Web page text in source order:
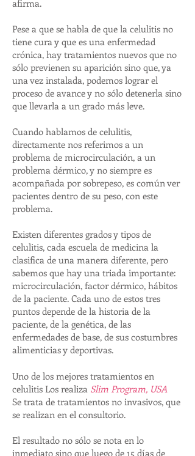
afirma.
Pese a que se habla de que la celulitis no
tiene cura y que es una enfermedad
crónica, hay tratamientos nuevos que no
sólo previenen su aparición sino que, ya
una vez instalada, podemos lograr el
proceso de avance y no sólo detenerla sino
que llevarla a un grado más leve.
Cuando hablamos de celulitis,
directamente nos referimos a un
problema de microcirculación, a un
problema dérmico, y no siempre es
acompañada por sobrepeso, es común ver
pacientes dentro de su peso, con este
problema.
Existen diferentes grados y tipos de
celulitis, cada escuela de medicina la
clasifica de una manera diferente, pero
sabemos que hay una triada importante:
microcirculación, factor dérmico, hábitos
de la paciente. Cada uno de estos tres
puntos depende de la historia de la
paciente, de la genética, de las
enfermedades de base, de sus costumbres
alimenticias y deportivas.
Uno de los mejores tratamientos en
celulitis Los realiza Slim Program, USA
Se trata de tratamientos no invasivos, que
se realizan en el consultorio.
El resultado no sólo se nota en lo
inmediato sino que luego de 15 días de